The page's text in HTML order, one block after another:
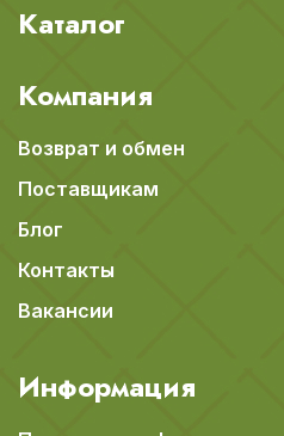
Каталог
Компания
Возврат и обмен
Поставщикам
Блог
Контакты
Вакансии
Информация